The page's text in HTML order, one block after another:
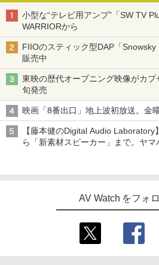
小型な“テレビ用アンプ”「SW TV
WARRIORから
FIIOのスティック型DAP「
販売中
東映の歴代オープニング映像がカ
旬発売
映画「8番出口」地上波初放送。金
【藤本健のDigital Audio
ら「新素材スピーカー」まで。ヤ
AV Watch をフォ